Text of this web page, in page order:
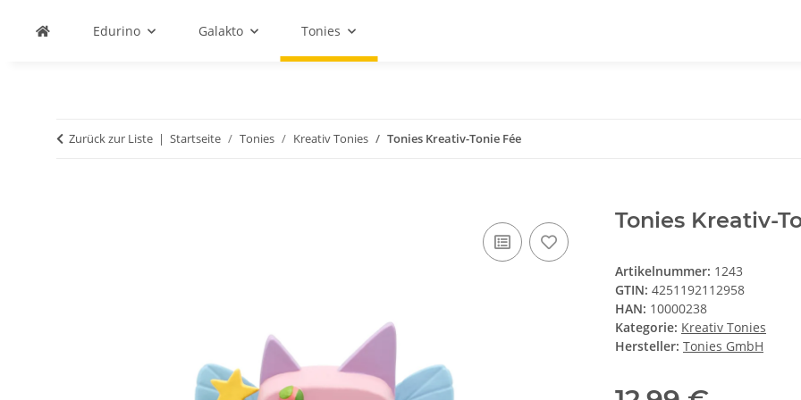
Edurino Galakto Tonies
Zurück zur Liste Startseite Tonies Kreativ Tonies Tonies Kreativ-Tonie Fée
Tonies Kreativ-
Artikelnummer: 1243
GTIN: 4251192112958
HAN: 10000238
Kategorie: Kreativ Tonies
Hersteller: Tonies GmbH